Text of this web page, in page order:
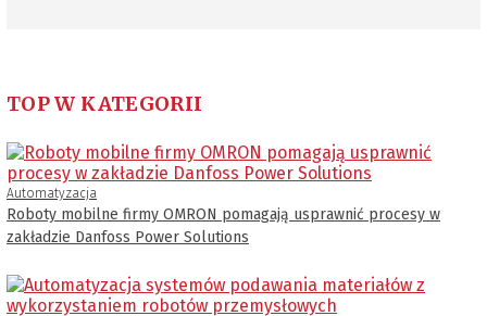
TOP W KATEGORII
Automatyzacja
Roboty mobilne firmy OMRON pomagają usprawnić procesy w
zakładzie Danfoss Power Solutions